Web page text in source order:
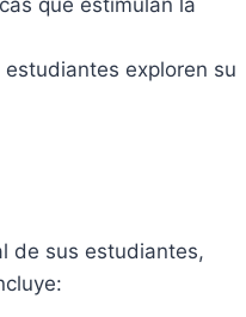
que estimulan la
exploren su
de sus estudiantes,